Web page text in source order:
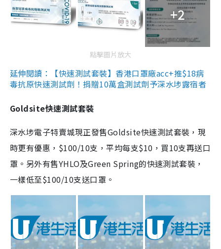
+2
點擊圖片放大
延伸閱讀：【快速測試套裝】香港口罩廠acc+推$18病
毒抗原快速測試劑！捐贈10萬盒測試劑予深水埗露宿者
Goldsite快速測試套裝
深水埗電子特賣城現正發售Goldsite快速測試套裝，現
時更有優惠，$100/10支，平均每支$10，買10支再送口
罩。另外有售YHLO及Green Spring的快速測試套裝，
一樣低至$100/10支送口罩。